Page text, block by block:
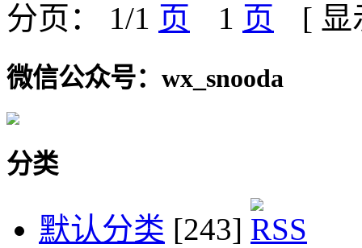
分页： 1/1 1 [
微信公众号：wx_snooda
分类
默认分类 [243]